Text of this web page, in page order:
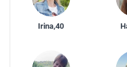
Irina,40